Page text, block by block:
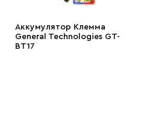
Аккумулятор Клемма
General Technologies GT-
BT17